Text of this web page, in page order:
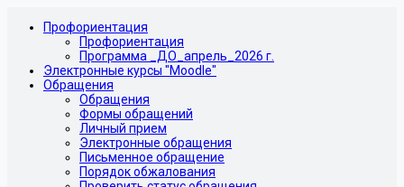
Профориентация
Профориентация
Программа _ДО_апрель_2026 г.
Электронные курсы "Moodle"
Обращения
Обращения
Формы обращений
Личный прием
Электронные обращения
Письменное обращение
Порядок обжалования